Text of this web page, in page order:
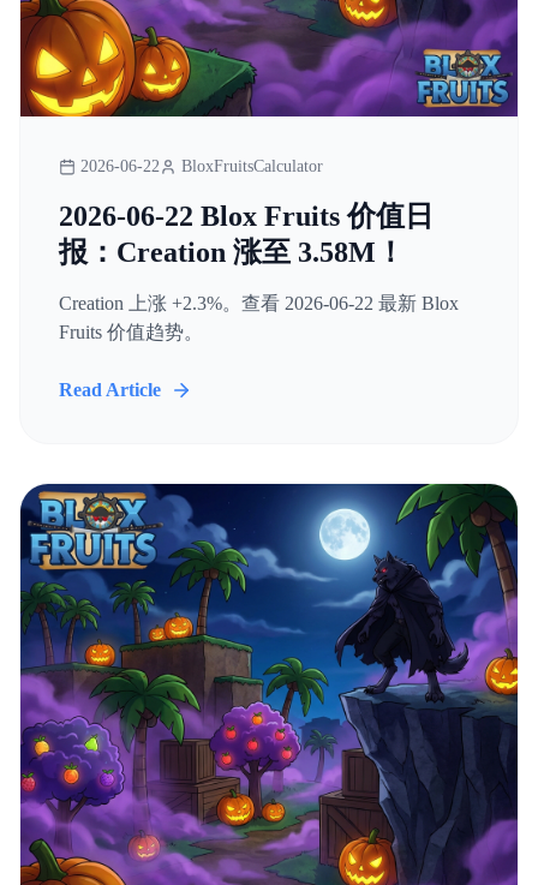
2026-06-22 BloxFruitsCalculator
2026-06-22 Blox Fruits 价值日
报：Creation 涨至 3.58M！
Creation 上涨 +2.3%。查看 2026-06-22 最新 Blox
Fruits 价值趋势。
Read Article